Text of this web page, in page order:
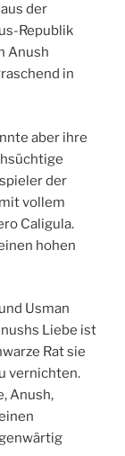
der
Republik
Anush
in
aber ihre
der
vollem
Caligula.
hohen
Usman
Liebe ist
Rat sie
vernichten.
Anush,